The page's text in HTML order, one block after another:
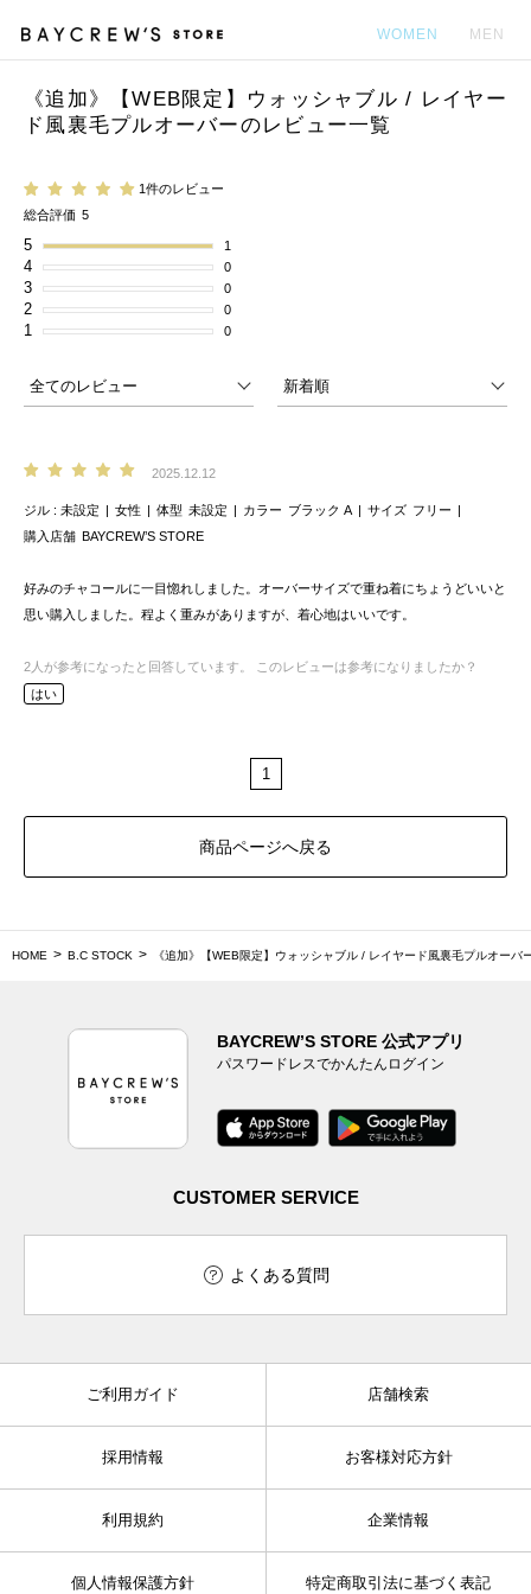
WOMEN MEN
《追加》【WEB限定】ウォッシャブル / レイヤー
ド風裏毛プルオーバーのレビュー一覧
1件のレビュー
総合評価 5
5 1
4 0
3 0
2 0
1 0
2025.12.12
ジル 未設定 女性 体型 未設定 カラー ブラック A サイズ フリー
購入店舗 BAYCREW’S STORE
好みのチャコールに一目惚れしました。オーバーサイズで重ね着にちょうどいいと
思い購入しました。程よく重みがありますが、着心地はいいです。
2 人が参考になったと回答しています。
このレビューは参考になりましたか？
はい
1
商品ページへ戻る
HOME B.C STOCK 《追加》【WEB限定】ウォッシャブル / レイヤード風裏毛プルオーバ
BAYCREW’S STORE 公式アプリ
パスワードレスでかんたんログイン
CUSTOMER SERVICE
よくある質問
ご利用ガイド 店舗検索
採用情報 お客様対応方針
利用規約 企業情報
個人情報保護方針 特定商取引法に基づく表記